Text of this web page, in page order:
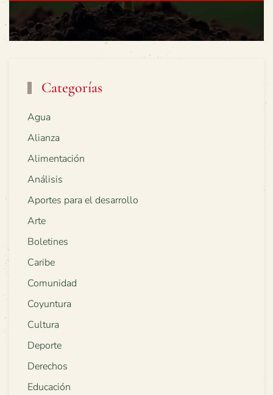
Categorías
Agua
Alianza
Alimentación
Análisis
Aportes para el desarrollo
Arte
Boletines
Caribe
Comunidad
Coyuntura
Cultura
Deporte
Derechos
Educación